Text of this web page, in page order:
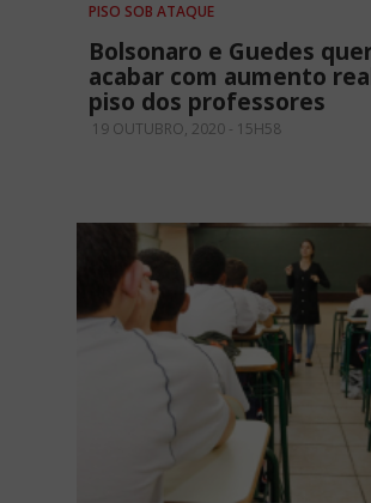
PISO SOB ATAQUE
Bolsonaro e Guedes
acabar com aumento
piso dos professores
19 OUTUBRO, 2020 - 15H58